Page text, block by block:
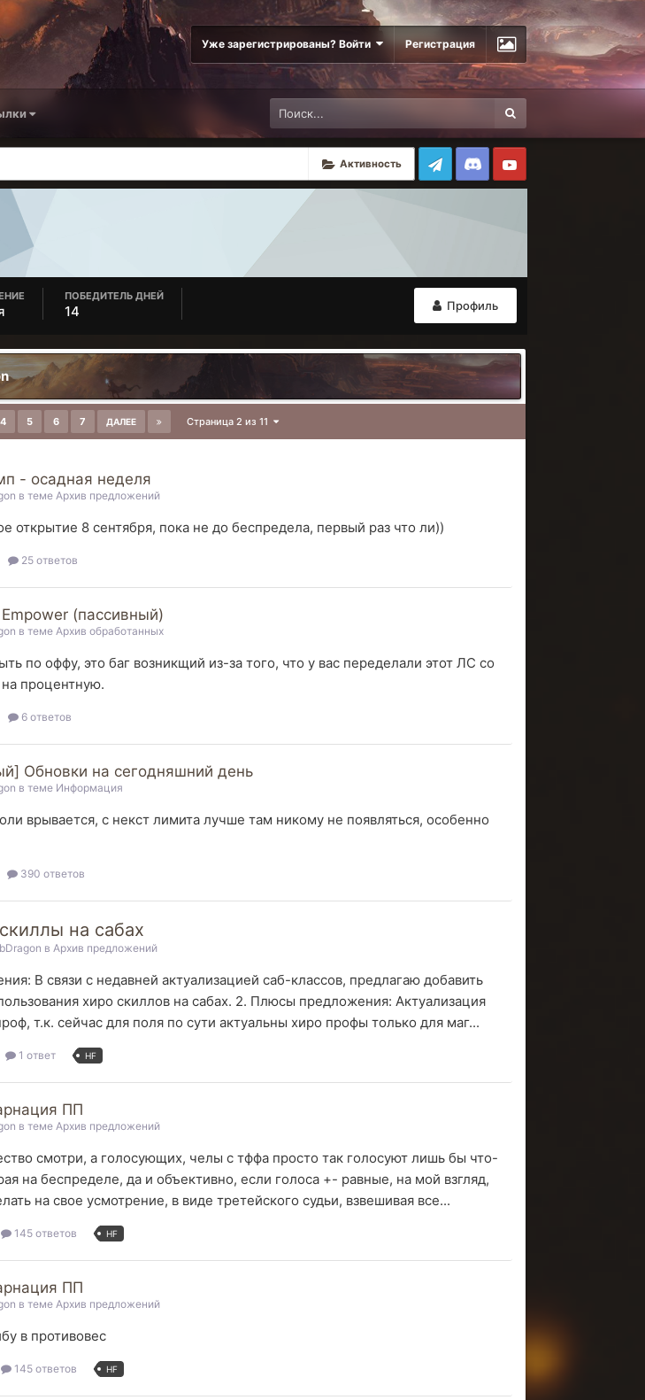
Уже зарегистрированы? Войти Регистрация
Активность
Профиль
ПОБЕДИТЕЛЬ ДНЕЙ
14
4 5 6 7 ДАЛЕЕ Страница 2 из 11
- осадная неделя
в темеАрхив предложений
открытие 8 сентября, пока не до беспредела, первый раз что ли))
25 ответов
(пассивный)
в темеАрхив обработанных
по оффу, это баг возникщий из-за того, что у вас переделали этот ЛС со
на процентную.
6 ответов
Обновки на сегодняшний день
в теме Информация
врывается, с некст лимита лучше там никому не появляться, особенно
390 ответов
на сабах
вАрхив предложений
В связи с недавней актуализацией саб-классов, предлагаю добавить
хиро скиллов на сабах. 2. Плюсы предложения: Актуализация
т.к. сейчас для поля по сути актуальны хиро профы только для маг...
1 ответ HF
ПП
в темеАрхив предложений
смотри, а голосующих, челы с тффа просто так голосуют лишь бы что-
на беспределе, да и объективно, если голоса +- равные, на мой взгляд,
на свое усмотрение, в виде третейского судьи, взвешивая все...
145 ответов HF
ПП
в темеАрхив предложений
в противовес
145 ответов HF